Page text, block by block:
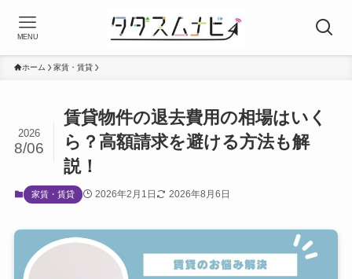
MENU
ホーム 家賃・賃貸
賃貸物件の退去費用の相場はいく
ら？高額請求を避ける方法も解
説！
2026
8/06
家賃・賃貸 2026年2月1日 2026年8月6日